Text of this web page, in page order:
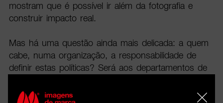
mostram que é possível ir além da fotografia e
construir impacto real.
Mas há uma questão ainda mais delicada: a quem
cabe, numa organização, a responsabilidade de
definir estas políticas? Será aos departamentos de
resultados imediatos e cujas métricas de